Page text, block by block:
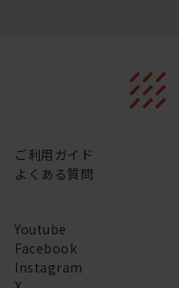
ご利用ガイド
よくある質問
Youtube
Facebook
Instagram